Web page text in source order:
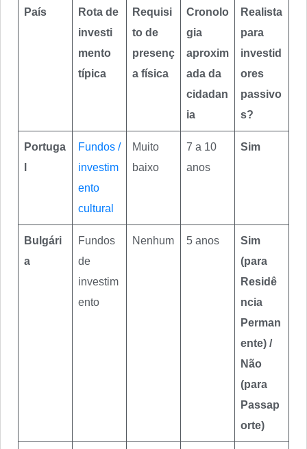
País
Rota de
investi
mento
típica
Requisi
to de
presenç
a física
Cronolo
gia
aproxim
ada da
cidadan
ia
Realista
para
investid
ores
passivo
s?
Portuga
Fundos /
investim
ento
cultural
Muito
baixo
7 a 10
anos
Sim
Bulgári
a
Fundos
de
investim
ento
Nenhum 5 anos
Sim
(para
Residê
ncia
Perman
ente) /
Não
(para
Passap
orte)